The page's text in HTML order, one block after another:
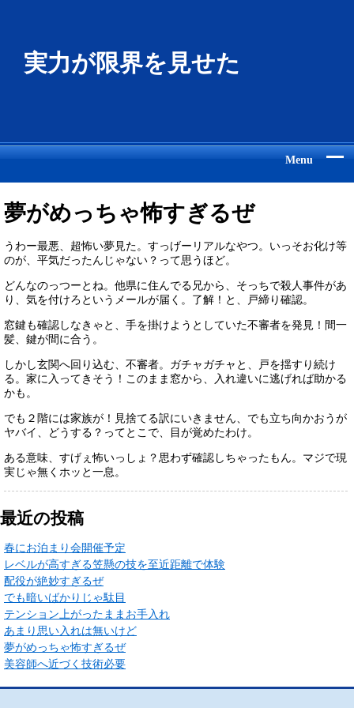
実力が限界を見せた
Menu
夢がめっちゃ怖すぎるぜ
うわー最悪、超怖い夢見た。すっげーリアルなやつ。いっそお化け等
のが、平気だったんじゃない？って思うほど。
どんなのっつーとね。他県に住んでる兄から、そっちで殺人事件があ
り、気を付けろというメールが届く。了解！と、戸締り確認。
窓鍵も確認しなきゃと、手を掛けようとしていた不審者を発見！間一
髪、鍵が間に合う。
しかし玄関へ回り込む、不審者。ガチャガチャと、戸を揺すり続け
る。家に入ってきそう！このまま窓から、入れ違いに逃げれば助かる
かも。
でも２階には家族が！見捨てる訳にいきません、でも立ち向かおうが
ヤバイ、どうする？ってとこで、目が覚めたわけ。
ある意味、すげぇ怖いっしょ？思わず確認しちゃったもん。マジで現
実じゃ無くホッと一息。
最近の投稿
春にお泊まり会開催予定
レベルが高すぎる笠懸の技を至近距離で体験
配役が絶妙すぎるぜ
でも暗いばかりじゃ駄目
テンション上がったままお手入れ
あまり思い入れは無いけど
夢がめっちゃ怖すぎるぜ
美容師へ近づく技術必要